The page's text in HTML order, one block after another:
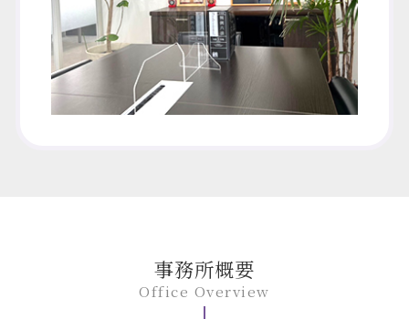
事務所概要
Office Overview